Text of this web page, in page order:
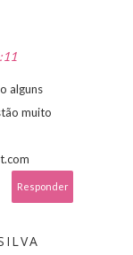
alguns
muito
Responder